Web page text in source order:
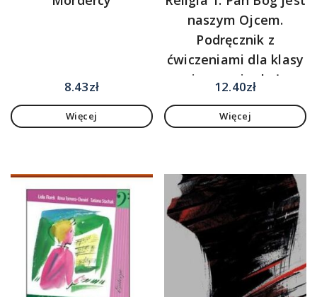
8.43zł
Więcej
naszym Ojcem.
Podręcznik z
ćwiczeniami dla klasy
pierwszej szkoły
12.40zł
Więcej